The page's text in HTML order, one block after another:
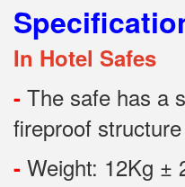
In Hotel Safes
- The safe has a
fireproof structure
- Weight: 12Kg ±